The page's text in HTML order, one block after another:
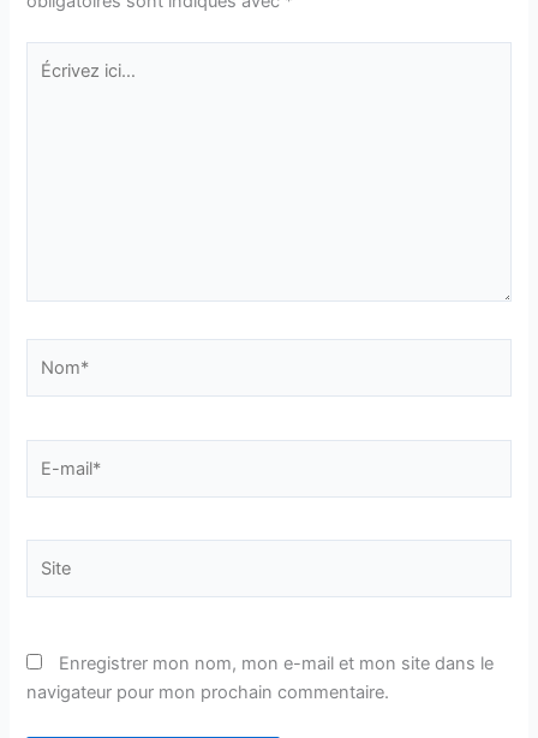
Écrivez
ici…
mail*
Enregistrer mon nom, mon e-mail et mon site dans le
navigateur pour mon prochain commentaire.